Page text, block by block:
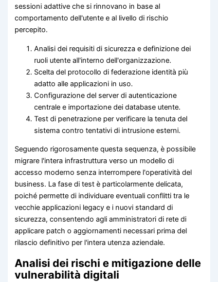
sessioni adattive che si rinnovano in base al
comportamento dell'utente e al livello di rischio
percepito.
Analisi dei requisiti di sicurezza e definizione dei
ruoli utente all'interno dell'organizzazione.
Scelta del protocollo di federazione identità più
adatto alle applicazioni in uso.
Configurazione del server di autenticazione
centrale e importazione dei database utente.
Test di penetrazione per verificare la tenuta del
sistema contro tentativi di intrusione esterni.
Seguendo rigorosamente questa sequenza, è possibile
migrare l'intera infrastruttura verso un modello di
accesso moderno senza interrompere l'operatività del
business. La fase di test è particolarmente delicata,
poiché permette di individuare eventuali conflitti tra le
vecchie applicazioni legacy e i nuovi standard di
sicurezza, consentendo agli amministratori di rete di
applicare patch o aggiornamenti necessari prima del
rilascio definitivo per l'intera utenza aziendale.
Analisi dei rischi e mitigazione delle
vulnerabilità digitali